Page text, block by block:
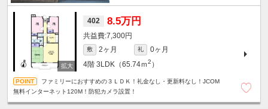
402 8.5万円
7,300円
敷 2ヶ月 礼
0ヶ月
4階 3LDK（65.74ｍ2 ）
ファミリーにおすすめの３ＬＤＫ！礼金なし・更新料なし！JCOM
無料インターネット120M！防犯カメラ設置！